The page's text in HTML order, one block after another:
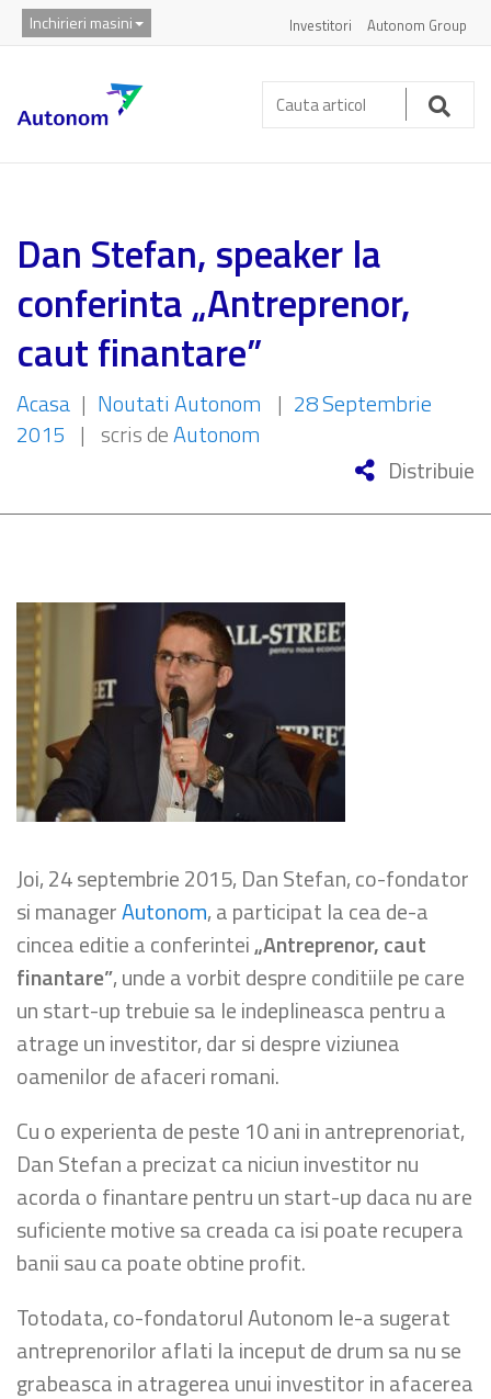
Inchirieri masini Investitori Autonom Group
Cauta
articol:
Dan Stefan, speaker la
conferinta „Antreprenor,
caut finantare”
Acasa | Noutati Autonom | 28 Septembrie
2015 | scris deAutonom
Distribuie
Joi, 24 septembrie 2015, Dan Stefan, co-fondator
si managerAutonom, a participat la cea de-a
cincea editie a conferintei„Antreprenor, caut
finantare”, unde a vorbit despre conditiile pe care
un start-up trebuie sa le indeplineasca pentru a
atrage un investitor, dar si despre viziunea
oamenilor de afaceri romani.
Cu o experienta de peste 10 ani in antreprenoriat,
Dan Stefan a precizat ca niciun investitor nu
acorda o finantare pentru un start-up daca nu are
suficiente motive sa creada ca isi poate recupera
banii sau ca poate obtine profit.
Totodata, co-fondatorul Autonom le-a sugerat
antreprenorilor aflati la inceput de drum sa nu se
grabeasca in atragerea unui investitor in afacerea